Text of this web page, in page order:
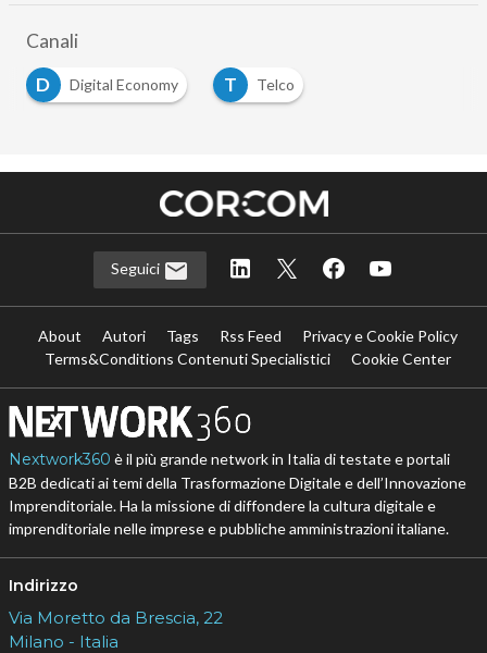
Canali
D
Digital Economy T Telco
Seguici
About Autori Tags Rss Feed
Privacy e Cookie Policy
Terms&Conditions Contenuti Specialistici
Cookie Center
Nextwork360 è il più grande network in Italia di testate e portali
B2B dedicati ai temi della Trasformazione Digitale e dell’Innovazione
Imprenditoriale. Ha la missione di diffondere la cultura digitale e
imprenditoriale nelle imprese e pubbliche amministrazioni italiane.
Indirizzo
Via Moretto da Brescia, 22
Milano - Italia